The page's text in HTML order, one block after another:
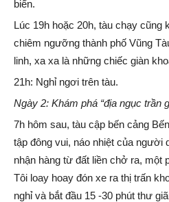
biển.
Lúc 19h hoặc 20h, tàu chạy cũng
chiêm ngưỡng thành phố Vũng
linh, xa xa là những chiếc giàn
21h: Nghỉ ngơi trên tàu.
Ngày 2: Khám phá “địa ngục trần
7h hôm sau, tàu cập bến cảng
tập đông vui, náo nhiệt của người
nhận hàng từ đất liền chở ra, một
Tôi loay hoay đón xe ra thị trấn
nghỉ và bắt đầu 15 -30 phút thư